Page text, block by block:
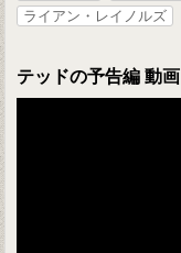
ライアン・レイノルズ
テッドの予告編 動画